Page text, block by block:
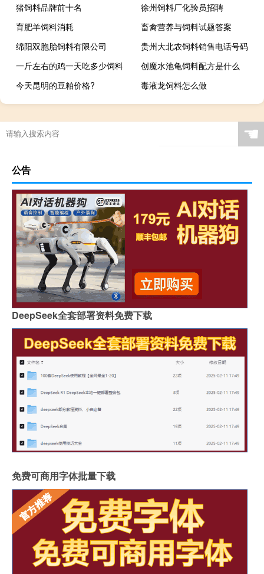
猪饲料品牌前十名
徐州饲料厂化验员招聘
育肥羊饲料消耗
畜禽营养与饲料试题答案
绵阳双胞胎饲料有限公司
贵州大北农饲料销售电话号码
一斤左右的鸡一天吃多少饲料
创魔水池龟饲料配方是什么
今天昆明的豆粕价格?
毒液龙饲料怎么做
☚
公告
DeepSeek全套部署资料免费下载
免费可商用字体批量下载